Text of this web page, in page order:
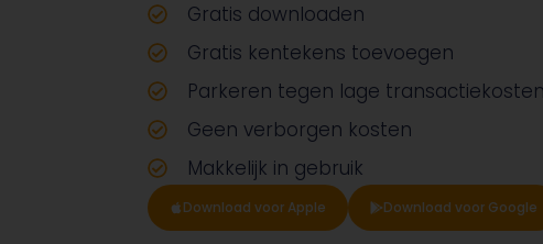
Gratis downloaden
Gratis kentekens toevoegen
Parkeren tegen lage transactiekosten
Geen verborgen kosten
Makkelijk in gebruik
Download voor Apple Download voor Google